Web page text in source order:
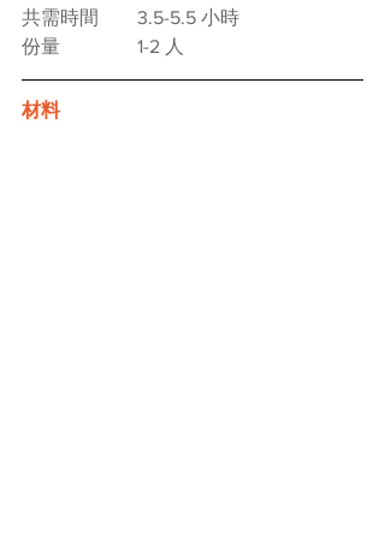
共需時間　　3.5-5.5 小時
份量　　　　1-2 人
材料